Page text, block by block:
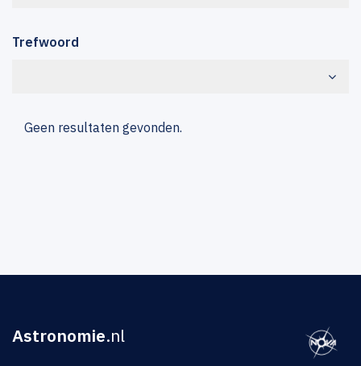
Trefwoord
Geen resultaten gevonden.
Astronomie.nl